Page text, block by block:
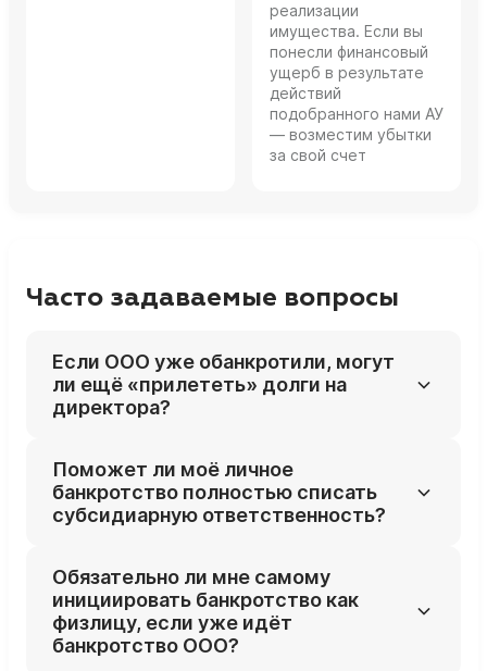
реализации
имущества. Если вы
понесли финансовый
ущерб в результате
действий
подобранного нами АУ
— возместим убытки
за свой счет
Часто задаваемые вопросы
Если ООО уже обанкротили, могут
ли ещё «прилететь» долги на
директора?
контролирующих лиц к субсидиарной
ответственности можно и после
завершения банкротства компании или её
специальных сроков.
Поможет ли моё личное
банкротство полностью списать
субсидиарную ответственность?
субсидиарке включаются в личное
банкротство и могут быть списаны по его
итогам, если не доказан умысел и грубые
Обязательно ли мне самому
инициировать банкротство как
физлицу, если уже идёт
банкротство ООО?